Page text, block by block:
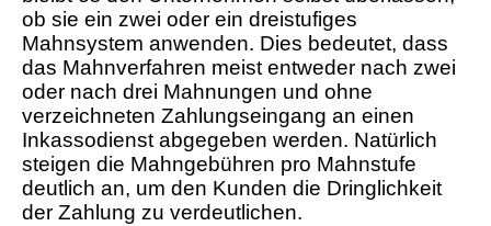
ob sie ein zwei oder ein dreistufiges
Mahnsystem anwenden. Dies bedeutet, dass
das Mahnverfahren meist entweder nach zwei
oder nach drei Mahnungen und ohne
verzeichneten Zahlungseingang an einen
Inkassodienst abgegeben werden. Natürlich
steigen die Mahngebühren pro Mahnstufe
deutlich an, um den Kunden die Dringlichkeit
der Zahlung zu verdeutlichen.